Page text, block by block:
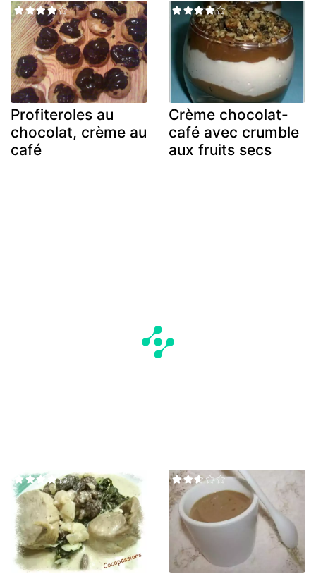
Profiteroles au
chocolat, crème au
café
Crème chocolat-
café avec crumble
aux fruits secs